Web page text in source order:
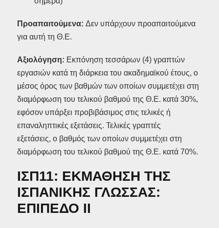
Προαπαιτούμενα: Δεν υπάρχουν προαπαιτούμενα
για αυτή τη Θ.Ε.
Αξιολόγηση: Εκπόνηση τεσσάρων (4) γραπτών
εργασιών κατά τη διάρκεια του ακαδημαϊκού έτους, ο
μέσος όρος των βαθμών των οποίων συμμετέχει στη
διαμόρφωση του τελικού βαθμού της Θ.Ε. κατά 30%,
εφόσον υπάρξει προβιβάσιμος στις τελικές ή
επαναληπτικές εξετάσεις. Τελικές γραπτές
εξετάσεις, ο βαθμός των οποίων συμμετέχει στη
διαμόρφωση του τελικού βαθμού της Θ.Ε. κατά 70%.
ΙΣΠ11: ΕΚΜΑΘΗΣΗ ΤΗΣ
ΙΣΠΑΝΙΚΗΣ ΓΛΩΣΣΑΣ:
ΕΠΙΠΕΔΟ ΙΙ